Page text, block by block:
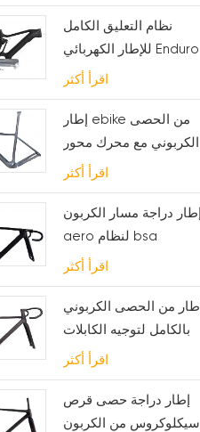
نظام التعليق الكامل
للإطار الكهربائي Enduro
Carbon MTB
اقرأ أكثر
إطار ebike من الحصى
الكربوني مع محرك محور
وبطارية fsa
اقرأ أكثر
إطار دراجة مسار الكربون
aero لنظام bsa
اقرأ أكثر
إطار من الحصى الكربوني
بالكامل لتوجيه الكابلات
الداخلية
اقرأ أكثر
إطار دراجة حصى قرص
سيكلوكروس من الكربون